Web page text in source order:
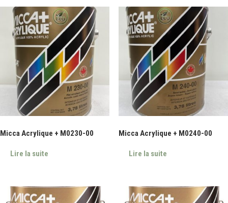
Micca Acrylique + M0230-00
Lire la suite
Micca Acrylique + M0240-00
Lire la suite